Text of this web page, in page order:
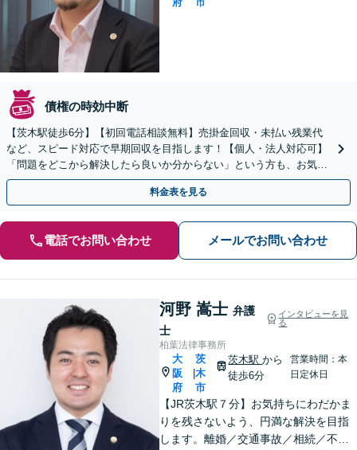
債権の時効中断
【茨木駅徒歩6分】【初回電話相談無料】売掛金回収・未払い残業代
など、スピード対応で早期回収を目指します！【個人・法人対応可】
「問題をどこから解決したら良いか分からない」という方も、お気軽
にご相談ください【土日・夜間対応可】
料金表を見る
電話でお問い合わせ メールでお問い合わせ
河野 嵩士 弁護
士
インタビューを見
る
柏葉法律事務所
大
阪
府
茨
木
市
茨木駅から
徒歩6分
営業時間：本
日定休日
【JR茨木駅７分】お気持ちにわだかま
りを残さないよう、円満な解決を目指
します。離婚／交通事故／相続／不動